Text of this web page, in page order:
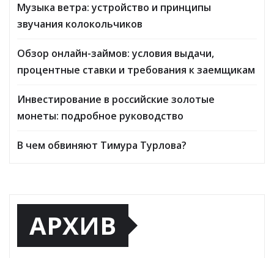
Музыка ветра: устройство и принципы
звучания колокольчиков
Обзор онлайн-займов: условия выдачи,
процентные ставки и требования к заемщикам
Инвестирование в российские золотые
монеты: подробное руководство
В чем обвиняют Тимура Турлова?
АРХИВ